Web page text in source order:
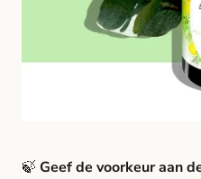
🍃 Geef de voorkeur aan